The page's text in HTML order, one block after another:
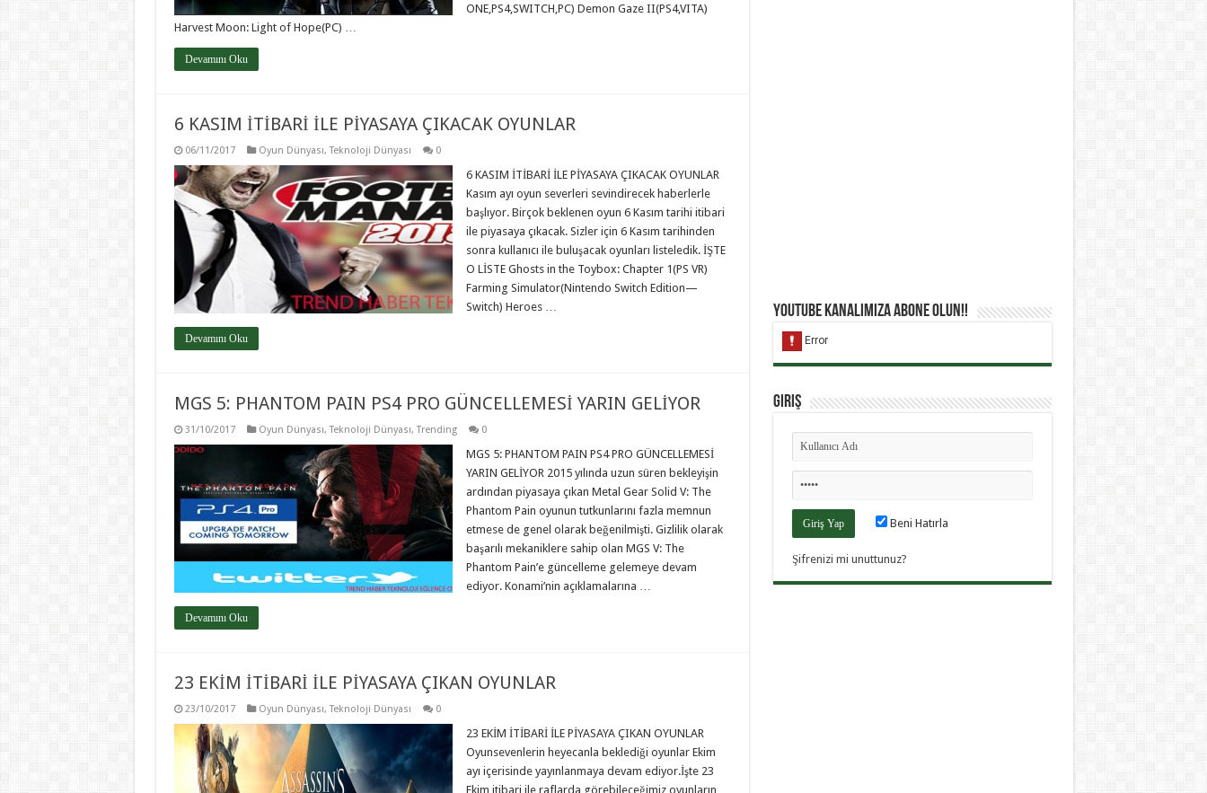
ONE,PS4,SWITCH,PC) Demon Gaze II(PS4,VITA)
Harvest Moon: Light of Hope(PC) …
Devamını Oku
6 KASIM İTİBARİ İLE PİYASAYA ÇIKACAK OYUNLAR
06/11/2017 Oyun Dünyası,Teknoloji Dünyası 0
6 KASIM İTİBARİ İLE PİYASAYA ÇIKACAK OYUNLAR
Kasım ayı oyun severleri sevindirecek haberlerle
başlıyor. Birçok beklenen oyun 6 Kasım tarihi itibari
ile piyasaya çıkacak. Sizler için 6 Kasım tarihinden
sonra kullanıcı ile buluşacak oyunları listeledik. İŞTE
O LİSTE Ghosts in the Toybox: Chapter 1(PS VR)
Farming Simulator(Nintendo Switch Edition—
Switch) Heroes …
Devamını Oku
MGS 5: PHANTOM PAIN PS4 PRO GÜNCELLEMESİ YARIN GELİYOR
31/10/2017 Oyun Dünyası,Teknoloji Dünyası,Trending 0
MGS 5: PHANTOM PAIN PS4 PRO GÜNCELLEMESİ
YARIN GELİYOR 2015 yılında uzun süren bekleyişin
ardından piyasaya çıkan Metal Gear Solid V: The
Phantom Pain oyunun tutkunlarını fazla memnun
etmese de genel olarak beğenilmişti. Gizlilik olarak
başarılı mekaniklere sahip olan MGS V: The
Phantom Pain’e güncelleme gelemeye devam
ediyor. Konami’nin açıklamalarına …
Devamını Oku
23 EKİM İTİBARİ İLE PİYASAYA ÇIKAN OYUNLAR
23/10/2017 Oyun Dünyası,Teknoloji Dünyası 0
23 EKİM İTİBARİ İLE PİYASAYA ÇIKAN OYUNLAR
Oyunsevenlerin heyecanla beklediği oyunlar Ekim
ayı içerisinde yayınlanmaya devam ediyor.İşte 23
Ekim itibari ile raflarda görebileceğimiz oyunların
YouTube Kanalımıza Abone Olun!!
Giriş
Beni Hatırla
Şifrenizi mi unuttunuz?